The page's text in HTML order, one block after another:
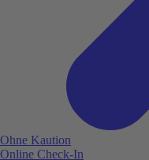
Ohne Kaution
Online Check-In